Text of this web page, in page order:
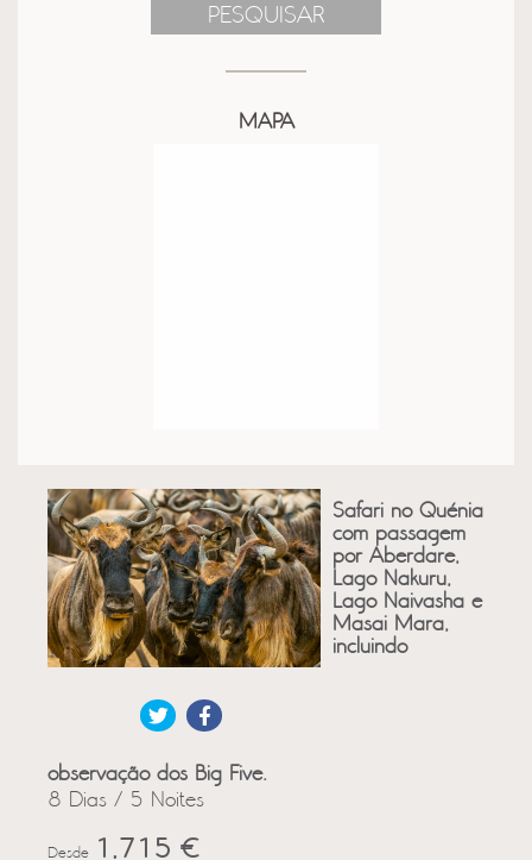
PESQUISAR
MAPA
Safari no Quénia
com passagem
por Aberdare,
Lago Nakuru,
Lago Naivasha e
Masai Mara,
incluindo
observação dos Big Five.
8 Dias / 5 Noites
Desde 1,715 €